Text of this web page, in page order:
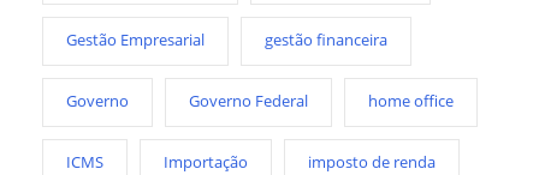
Gestão Empresarial gestão financeira
Governo Governo Federal home office
ICMS Importação imposto de renda